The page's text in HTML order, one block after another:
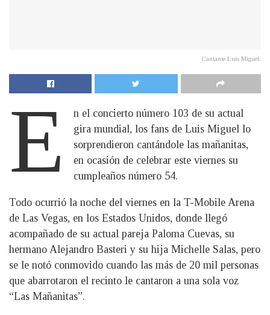
Cantante Luis Miguel.
E
n el concierto número 103 de su actual
gira mundial, los fans de Luis Miguel lo
sorprendieron cantándole las mañanitas,
en ocasión de celebrar este viernes su
cumpleaños número 54.
Todo ocurrió la noche del viernes en la T-Mobile Arena
de Las Vegas, en los Estados Unidos, donde llegó
acompañado de su actual pareja Paloma Cuevas, su
hermano Alejandro Basteri y su hija Michelle Salas, pero
se le notó conmovido cuando las más de 20 mil personas
que abarrotaron el recinto le cantaron a una sola voz
“Las Mañanitas”.